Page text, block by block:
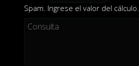
Spam. Ingrese el valor del cálculo.